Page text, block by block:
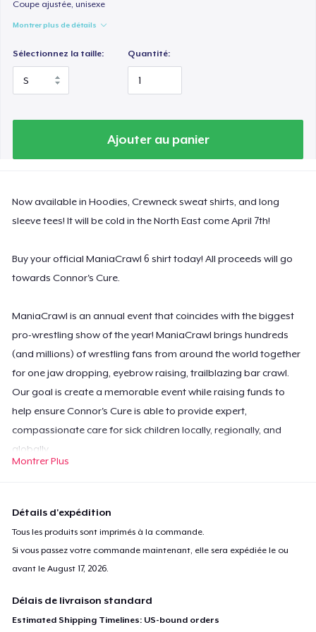
Coupe ajustée, unisexe
Montrer plus de détails
Sélectionnez la taille: Quantité:
Ajouter au panier
Now available in Hoodies, Crewneck sweat shirts, and long
sleeve tees! It will be cold in the North East come April 7th!
Buy your official ManiaCrawl 6 shirt today! All proceeds will go
towards Connor's Cure.
ManiaCrawl is an annual event that coincides with the biggest
pro-wrestling show of the year! ManiaCrawl brings hundreds
(and millions) of wrestling fans from around the world together
for one jaw dropping, eyebrow raising, trailblazing bar crawl.
Our goal is create a memorable event while raising funds to
help ensure Connor's Cure is able to provide expert,
compassionate care for sick children locally, regionally, and
globally.
Montrer Plus
Détails d'expédition
Tous les produits sont imprimés à la commande.
Si vous passez votre commande maintenant, elle sera expédiée le ou
avant leAugust 17, 2026.
Délais de livraison standard
Estimated Shipping Timelines: US-bound orders